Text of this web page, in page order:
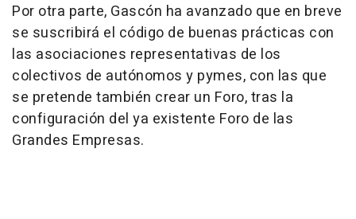
Por otra parte, Gascón ha avanzado que en breve
se suscribirá el código de buenas prácticas con
las asociaciones representativas de los
colectivos de autónomos y pymes, con las que
se pretende también crear un Foro, tras la
configuración del ya existente Foro de las
Grandes Empresas.